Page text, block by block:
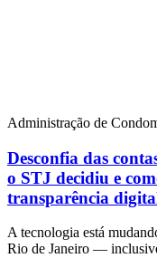
Administração de
Desconfia das
o STJ decidiu e
transparência
A tecnologia está
Rio de Janeiro —